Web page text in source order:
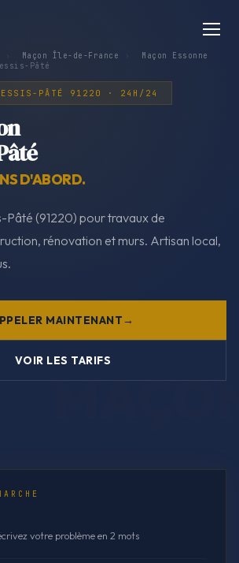
Maçon Île-de-France
Maçon Essonne
Pâté
PÂTÉ 91220 · 24H/24
D'ABORD.
Pâté (91220) pour travaux de
rénovation et murs. Artisan local,
MAINTENANT
VOIR LES TARIFS
votre problème en 2 mots